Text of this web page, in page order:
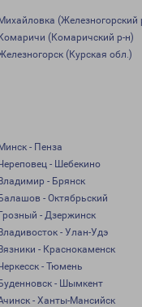
(Железногорский
(Комаричский р-н)
(Курская обл.)
- Пенза
- Шебекино
- Брянск
- Октябрьский
- Дзержинск
- Улан-Удэ
- Краснокаменск
- Тюмень
- Шымкент
- Ханты-Мансийск